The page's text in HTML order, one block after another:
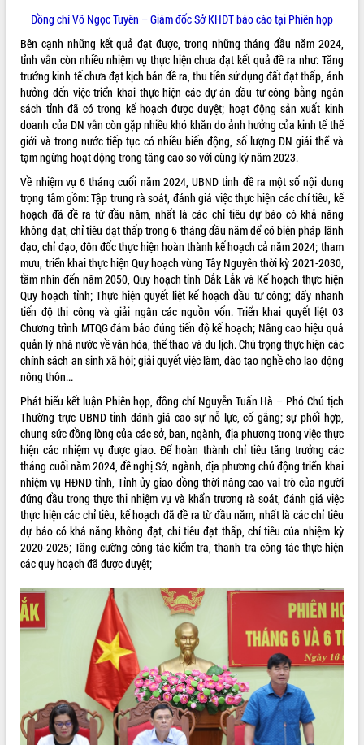
Đồng chí Võ Ngọc Tuyên – Giám đốc Sở KHĐT báo cáo tại Phiên họp
Bên cạnh những kết quả đạt được, trong những tháng đầu năm 2024,
tỉnh vẫn còn nhiều nhiệm vụ thực hiện chưa đạt kết quả đề ra như: Tăng
trưởng kinh tế chưa đạt kịch bản đề ra, thu tiền sử dụng đất đạt thấp, ảnh
hưởng đến việc triển khai thực hiện các dự án đầu tư công bằng ngân
sách tỉnh đã có trong kế hoạch được duyệt; hoạt động sản xuất kinh
doanh của DN vẫn còn gặp nhiều khó khăn do ảnh hưởng của kinh tế thế
giới và trong nước tiếp tục có nhiều biến động, số lượng DN giải thể và
tạm ngừng hoạt động trong tăng cao so với cùng kỳ năm 2023.
Về nhiệm vụ 6 tháng cuối năm 2024, UBND tỉnh đề ra một số nội dung
trọng tâm gồm: Tập trung rà soát, đánh giá việc thực hiện các chỉ tiêu, kế
hoạch đã đề ra từ đầu năm, nhất là các chỉ tiêu dự báo có khả năng
không đạt, chỉ tiêu đạt thấp trong 6 tháng đầu năm để có biện pháp lãnh
đạo, chỉ đạo, đôn đốc thực hiện hoàn thành kế hoạch cả năm 2024; tham
mưu, triển khai thực hiện Quy hoạch vùng Tây Nguyên thời kỳ 2021-2030,
tầm nhìn đến năm 2050, Quy hoạch tỉnh Đắk Lắk và Kế hoạch thực hiện
Quy hoạch tỉnh; Thực hiện quyết liệt kế hoạch đầu tư công; đẩy nhanh
tiến độ thi công và giải ngân các nguồn vốn. Triển khai quyết liệt 03
Chương trình MTQG đảm bảo đúng tiến độ kế hoạch; Nâng cao hiệu quả
quản lý nhà nước về văn hóa, thể thao và du lịch. Chú trọng thực hiện các
chính sách an sinh xã hội; giải quyết việc làm, đào tạo nghề cho lao động
nông thôn...
Phát biểu kết luận Phiên họp, đồng chí Nguyễn Tuấn Hà – Phó Chủ tịch
Thường trực UBND tỉnh đánh giá cao sự nỗ lực, cố gắng; sự phối hợp,
chung sức đồng lòng của các sở, ban, ngành, địa phương trong việc thực
hiện các nhiệm vụ được giao. Để hoàn thành chỉ tiêu tăng trưởng các
tháng cuối năm 2024, đề nghị Sở, ngành, địa phương chủ động triển khai
nhiệm vụ HĐND tỉnh, Tỉnh ủy giao đồng thời nâng cao vai trò của người
đứng đầu trong thực thi nhiệm vụ và khẩn trương rà soát, đánh giá việc
thực hiện các chỉ tiêu, kế hoạch đã đề ra từ đầu năm, nhất là các chỉ tiêu
dự báo có khả năng không đạt, chỉ tiêu đạt thấp, chỉ tiêu của nhiệm kỳ
2020-2025; Tăng cường công tác kiểm tra, thanh tra công tác thực hiện
các quy hoạch đã được duyệt;